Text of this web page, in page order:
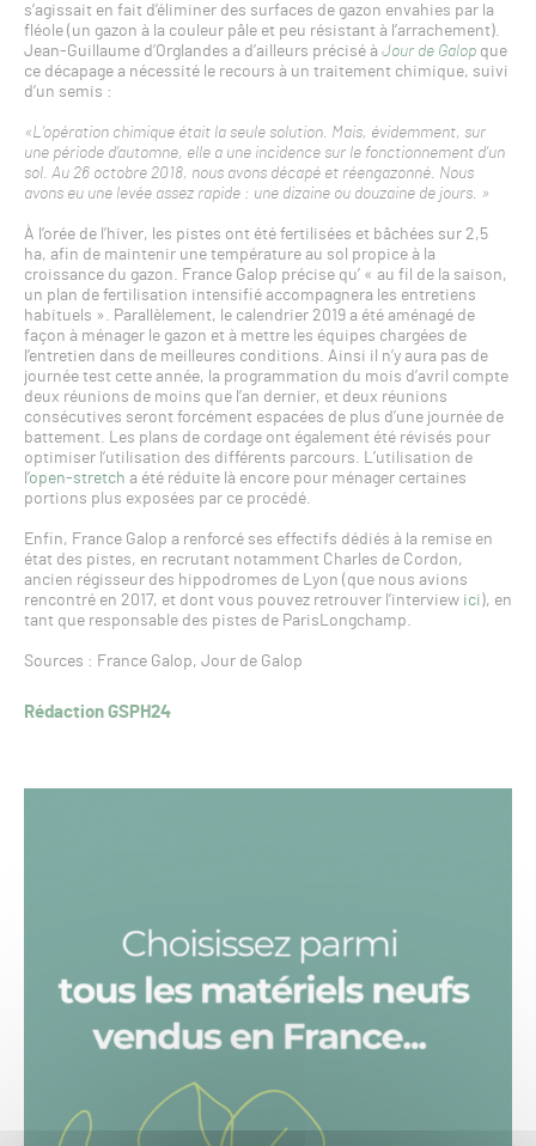
s’agissait en fait d’éliminer des surfaces de gazon envahies par la
fléole (un gazon à la couleur pâle et peu résistant à l’arrachement).
Jean-Guillaume d’Orglandes a d’ailleurs précisé à Jour de Galopque
ce décapage a nécessité le recours à un traitement chimique, suivi
d’un semis :
«L’opération chimique était la seule solution. Mais, évidemment, sur
une période d’automne, elle a une incidence sur le fonctionnement d’un
sol. Au 26 octobre 2018, nous avons décapé et réengazonné. Nous
avons eu une levée assez rapide : une dizaine ou douzaine de jours. »
À l’orée de l’hiver, les pistes ont été fertilisées et bâchées sur 2,5
ha, afin de maintenir une température au sol propice à la
croissance du gazon. France Galop précise qu’ « au fil de la saison,
un plan de fertilisation intensifié accompagnera les entretiens
habituels ». Parallèlement, le calendrier 2019 a été aménagé de
façon à ménager le gazon et à mettre les équipes chargées de
l’entretien dans de meilleures conditions. Ainsi il n’y aura pas de
journée test cette année, la programmation du mois d’avril compte
deux réunions de moins que l’an dernier, et deux réunions
consécutives seront forcément espacées de plus d’une journée de
battement. Les plans de cordage ont également été révisés pour
optimiser l’utilisation des différents parcours. L’utilisation de
l’open-stretch a été réduite là encore pour ménager certaines
portions plus exposées par ce procédé.
Enfin, France Galop a renforcé ses effectifs dédiés à la remise en
état des pistes, en recrutant notamment Charles de Cordon,
ancien régisseur des hippodromes de Lyon (que nous avions
rencontré en 2017, et dont vous pouvez retrouver l’interview ici ), en
tant que responsable des pistes de ParisLongchamp.
Sources : France Galop, Jour de Galop
Rédaction GSPH24